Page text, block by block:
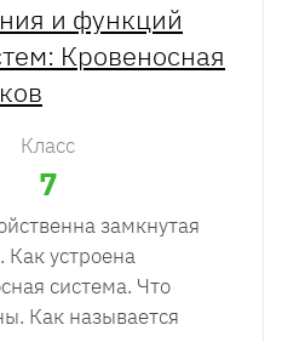
и функций
Кровеносная
Класс
7
замкнутая
Как устроена
система. Что
Как называется